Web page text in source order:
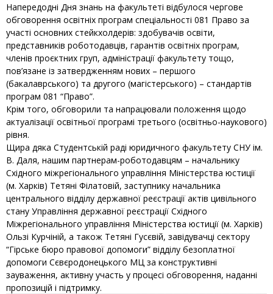
Напередодні Дня знань на факультеті відбулося чергове
обговорення освітніх програм спеціальності 081 Право за
участі основних стейкхолдерів: здобувачів освіти,
представників роботодавців, гарантів освітніх програм,
членів проєктних груп, адміністрації факультету тощо,
пов’язане із затвердженням нових – першого
(бакалаврського) та другого (магістерського) – стандартів
програм 081 “Право”.
Крім того, обговорили та напрацювали положення щодо
актуалізації освітньої програмі третього (освітньо-наукового)
рівня.
Щира дяка Студентській раді юридичного факультету СНУ ім.
В. Даля, нашим партнерам-роботодавцям – начальнику
Східного міжрегіонального управління Міністерства юстиції
(м. Харків) Тетяні Філатовій, заступнику начальника
центрального відділу державної реєстрації актів цивільного
стану Управління державної реєстрації Східного
Міжрегіонального управління Міністерства юстиції (м. Харків)
Ользі Курчіній, а також Тетяні Гусєвій, завідувачці сектору
“Гірське бюро правової допомоги” відділу безоплатної
допомоги Сєвєродонецького МЦ за конструктивні
зауваження, активну участь у процесі обговорення, наданні
пропозицій і підтримку.